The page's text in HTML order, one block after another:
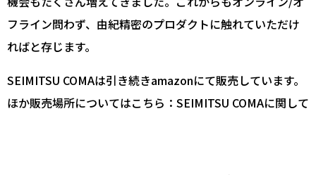
フライン問わず、由紀精密のプロダクトに触れていただけ
ればと存じます。
SEIMITSU COMAは引き続きamazonにて販売しています。
ほか販売場所についてはこちら： SEIMITSU COMAに関して